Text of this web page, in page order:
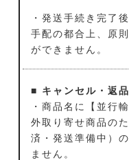
・発送手続き完了
手配の都合上、原
ができません。
■ キャンセル・返
・商品名に【並行
外取り寄せ商品の
済・発送準備中）
ません。